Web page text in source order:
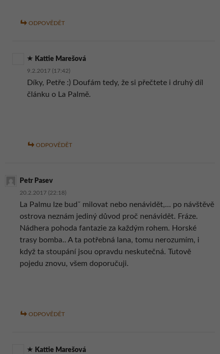
ODPOVĚDĚT
Kattie Marešová
9.2.2017 (17:42)
Díky, Petře :) Doufám tedy, že si přečtete i druhý díl
článku o La Palmě.
ODPOVĚDĚT
Petr Pasev
20.2.2017 (22:18)
La Palmu lze budˇ milovat nebo nenávidět,… po návštěvě
ostrova neznám jediný důvod proč nenávidět. Fráze.
Nádhera pohoda fantazie za každým rohem. Horské
trasy bomba.. A ta potřebná lana, tomu nerozumím, i
když ta stoupání jsou opravdu neskutečná. Tutově
pojedu znovu, všem doporučuji.
ODPOVĚDĚT
Kattie Marešová